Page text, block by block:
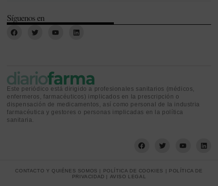
Síguenos en
Este periódico está dirigido a profesionales sanitarios (médicos,
enfermeros, farmacéuticos) implicados en la prescripción o
dispensación de medicamentos, así como personal de la industria
farmacéutica y gestores o personas implicadas en la política
sanitaria.
CONTACTO Y QUIÉNES SOMOS POLÍTICA DE COOKIES
POLÍTICA DE
PRIVACIDAD
AVISO LEGAL